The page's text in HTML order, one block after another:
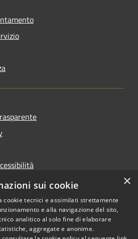
dei dati
Copyright © 2026 • Comune di
×
sui cookie
cookie tecnici e assimilati strettamente
e alla navigazione del sito,
analitico al solo fine di elaborare
aggregate e anonime.